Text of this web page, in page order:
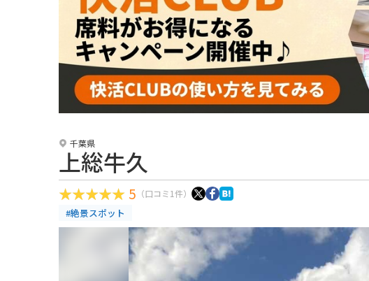
千葉県
上総牛久
5 （口コミ1件）
#絶景スポット